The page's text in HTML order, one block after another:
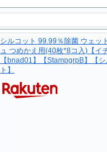
シルコット 99.99％除菌 ウェッ
ュ つめかえ用(40枚*8コ入)【イ
【bnad01】【StampgrpB】【
ト】